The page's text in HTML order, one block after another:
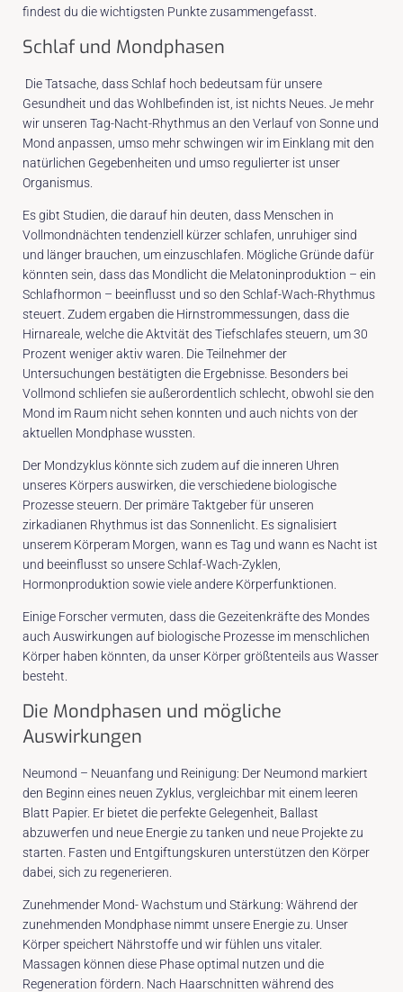
findest du die wichtigsten Punkte zusammengefasst.
Schlaf und Mondphasen
Die Tatsache, dass Schlaf hoch bedeutsam für unsere
Gesundheit und das Wohlbefinden ist, ist nichts Neues. Je mehr
wir unseren Tag-Nacht-Rhythmus an den Verlauf von Sonne und
Mond anpassen, umso mehr schwingen wir im Einklang mit den
natürlichen Gegebenheiten und umso regulierter ist unser
Organismus.
Es gibt Studien, die darauf hin deuten, dass Menschen in
Vollmondnächten tendenziell kürzer schlafen, unruhiger sind
und länger brauchen, um einzuschlafen. Mögliche Gründe dafür
könnten sein, dass das Mondlicht die Melatoninproduktion – ein
Schlafhormon – beeinflusst und so den Schlaf-Wach-Rhythmus
steuert. Zudem ergaben die Hirnstrommessungen, dass die
Hirnareale, welche die Aktvität des Tiefschlafes steuern, um 30
Prozent weniger aktiv waren. Die Teilnehmer der
Untersuchungen bestätigten die Ergebnisse. Besonders bei
Vollmond schliefen sie außerordentlich schlecht, obwohl sie den
Mond im Raum nicht sehen konnten und auch nichts von der
aktuellen Mondphase wussten.
Der Mondzyklus könnte sich zudem auf die inneren Uhren
unseres Körpers auswirken, die verschiedene biologische
Prozesse steuern. Der primäre Taktgeber für unseren
zirkadianen Rhythmus ist das Sonnenlicht. Es signalisiert
unserem Körperam Morgen, wann es Tag und wann es Nacht ist
und beeinflusst so unsere Schlaf-Wach-Zyklen,
Hormonproduktion sowie viele andere Körperfunktionen.
Einige Forscher vermuten, dass die Gezeitenkräfte des Mondes
auch Auswirkungen auf biologische Prozesse im menschlichen
Körper haben könnten, da unser Körper größtenteils aus Wasser
besteht.
Die Mondphasen und mögliche
Auswirkungen
Neumond – Neuanfang und Reinigung: Der Neumond markiert
den Beginn eines neuen Zyklus, vergleichbar mit einem leeren
Blatt Papier. Er bietet die perfekte Gelegenheit, Ballast
abzuwerfen und neue Energie zu tanken und neue Projekte zu
starten. Fasten und Entgiftungskuren unterstützen den Körper
dabei, sich zu regenerieren.
Zunehmender Mond- Wachstum und Stärkung: Während der
zunehmenden Mondphase nimmt unsere Energie zu. Unser
Körper speichert Nährstoffe und wir fühlen uns vitaler.
Massagen können diese Phase optimal nutzen und die
Regeneration fördern. Nach Haarschnitten während des